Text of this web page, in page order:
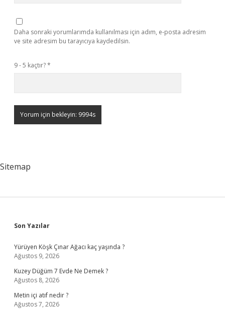
Daha sonraki yorumlarımda kullanılması için adım, e-posta adresim
ve site adresim bu tarayıcıya kaydedilsin.
9 - 5 kaçtır?*
Sitemap
Sidebar
Son Yazılar
Yürüyen Köşk Çınar Ağacı kaç yaşında ?
Ağustos 9, 2026
Kuzey Düğüm 7 Evde Ne Demek ?
Ağustos 8, 2026
Metin içi atıf nedir ?
Ağustos 7, 2026